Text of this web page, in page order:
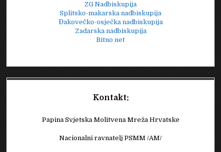
ZG Nadbiskupija
Splitsko-makarska nadbiskupija
Đakovečko-osječka nadbiskupija
Zadarska nadbiskupija
Bitno net
Kontakt:
Papina Svjetska Molitvena Mreža Hrvatske
Nacionalni ravnatelj PSMM /AM/